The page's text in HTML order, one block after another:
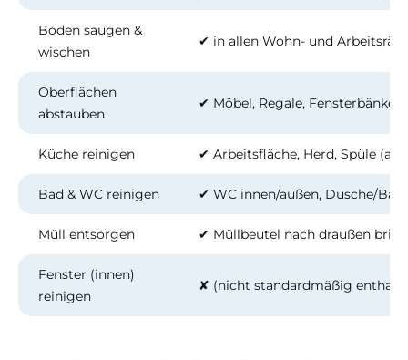
Böden saugen &
wischen
✔ in allen Wohn- und
Oberflächen
abstauben
✔ Möbel, Regale, Fensterbänke
Küche reinigen ✔ Arbeitsfläche, Herd, Spüle
Bad & WC reinigen ✔ WC innen/außen, Dusche/
Müll entsorgen ✔ Müllbeutel nach draußen
Fenster (innen)
reinigen
✘ (nicht standardmäßig